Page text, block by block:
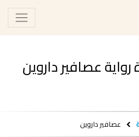
عصافير داروين
عصافير داروين